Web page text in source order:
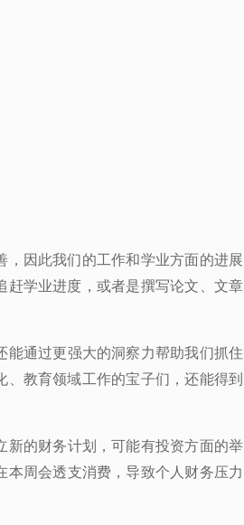
因此我们的工作和学业方面的进展
赶学业进度，或者是撰写论文、文章
通过更强大的洞察力帮助我们抓住
教育领域工作的宝子们，还能得到
的财务计划，可能有投资方面的举
本周会透支消费，导致个人财务压力